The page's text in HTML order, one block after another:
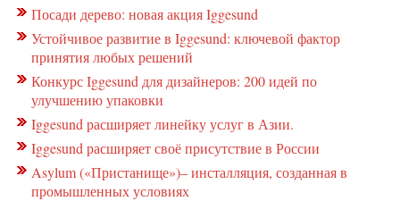
Посади дерево: новая акция Iggesund
Устойчивое развитие в Iggesund: ключевой фактор
принятия любых решений
Конкурс Iggesund для дизайнеров: 200 идей по
улучшению упаковки
Iggesund расширяет линейку услуг в Азии.
Iggesund расширяет своё присутствие в России
Asylum («Пристанище»)– инсталляция, созданная в
промышленных условиях